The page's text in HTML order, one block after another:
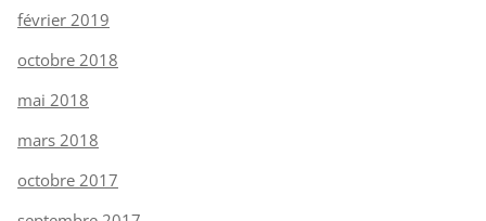
février 2019
octobre 2018
mai 2018
mars 2018
octobre 2017